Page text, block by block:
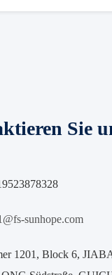
Sie
sunhope.com
1201, Block 6,